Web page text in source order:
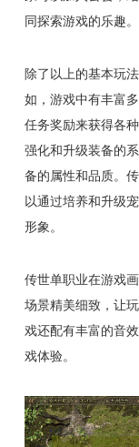
同探索游戏的乐趣。
除了以上的基本玩
如，游戏中有丰富
任务奖励来获得各
强化和升级装备的
备的属性和品质。
以通过培养和升级
形象。
传世单职业在游戏
场景精美细致，让
戏还配有丰富的音
戏体验。